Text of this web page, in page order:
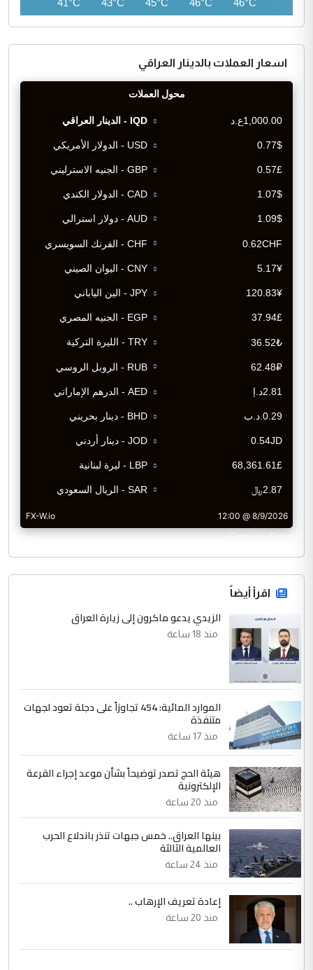
46°C
46°C
45°C
43°C
41°C
اسعار العملات بالدينار العراقي
CurrencyRate
اقرأ أيضاً
الزيدي يدعو ماكرون إلى زيارة العراق
منذ 18 ساعة
الموارد المائية: 454 تجاوزاً على دجلة تعود لجهات
متنفذة
منذ 17 ساعة
هيئة الحج تصدر توضيحاً بشأن موعد إجراء القرعة
الإلكترونية
منذ 20 ساعة
بينها العراق.. خمس جبهات تنذر باندلاع الحرب
العالمية الثالثة
منذ 24 ساعة
إعادة تعريف الإرهاب ..
منذ 20 ساعة